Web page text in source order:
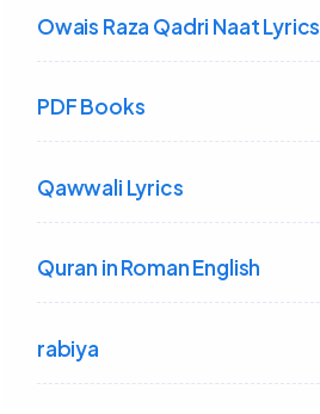
Owais Raza Qadri Naat Lyrics
PDF Books
Qawwali Lyrics
Quran in Roman English
rabiya